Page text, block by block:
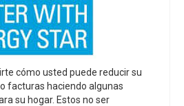
cómo usted puede reducir su
facturas haciendo algunas
su hogar. Estos no ser